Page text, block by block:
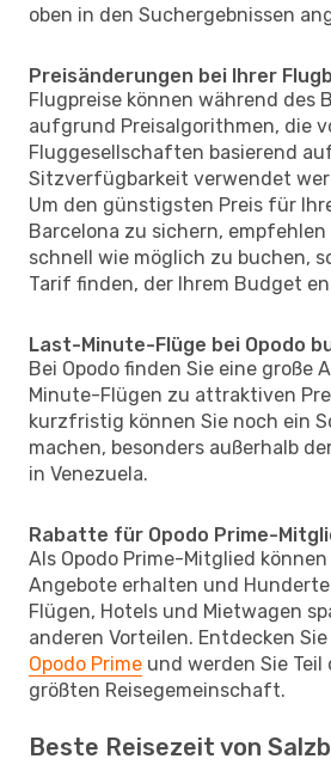
oben in den Suchergebnissen
Preisänderungen bei Ihrer
Flugpreise können während des
aufgrund Preisalgorithmen, die
Fluggesellschaften basierend
Sitzverfügbarkeit verwendet
Um den günstigsten Preis für
Barcelona zu sichern, empfehlen
schnell wie möglich zu buchen,
Tarif finden, der Ihrem Budget
Last-Minute-Flüge bei Opodo
Bei Opodo finden Sie eine große
Minute-Flügen zu attraktiven
kurzfristig können Sie noch ein
machen, besonders außerhalb
in Venezuela.
Rabatte für Opodo Prime-
Als Opodo Prime-Mitglied
Angebote erhalten und Hunderte
Flügen, Hotels und Mietwagen
anderen Vorteilen. Entdecken
Opodo Prime und werden Sie
größten Reisegemeinschaft.
Beste Reisezeit von